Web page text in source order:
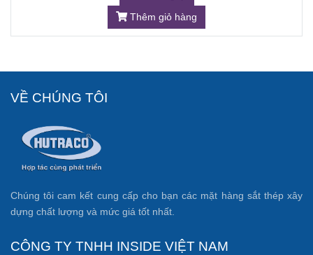
Thêm giỏ hàng
VỀ CHÚNG TÔI
Chúng tôi cam kết cung cấp cho bạn các mặt hàng sắt thép xây
dựng chất lượng và mức giá tốt nhất.
CÔNG TY TNHH INSIDE VIỆT NAM